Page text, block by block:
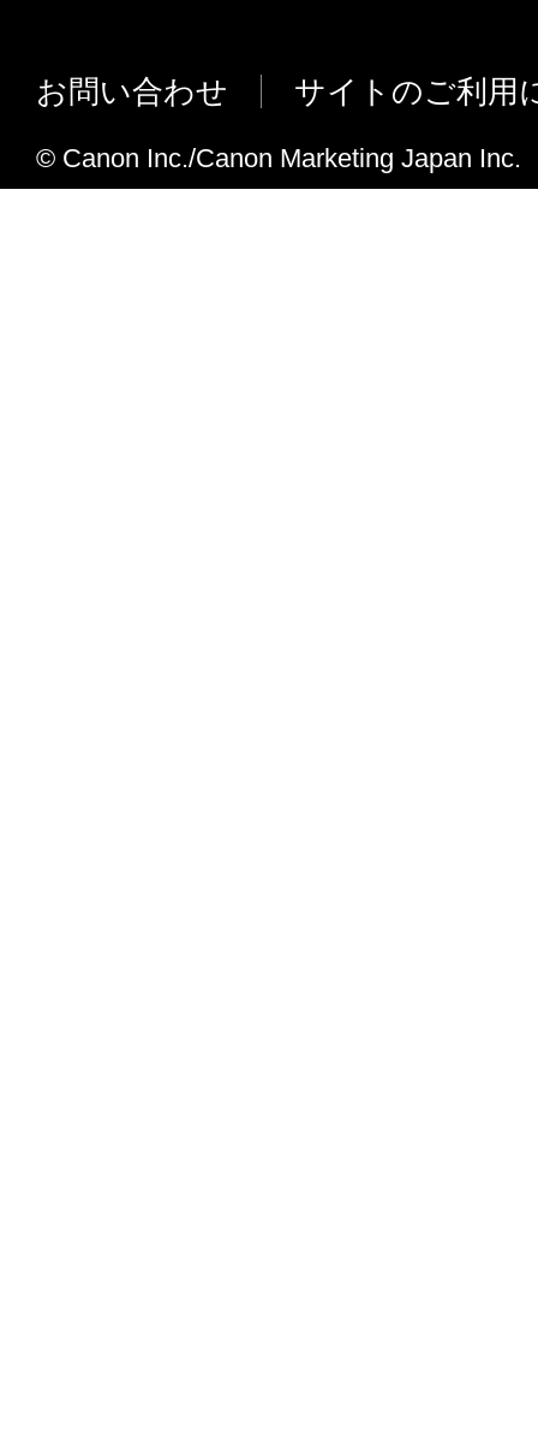
お問い合わせ サイトのご利用
© Canon Inc./Canon Marketing Japan Inc.